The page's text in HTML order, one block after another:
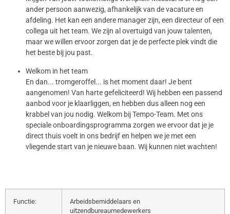
ander persoon aanwezig, afhankelijk van de vacature en
afdeling. Het kan een andere manager zijn, een directeur of een
collega uit het team. We zijn al overtuigd van jouw talenten,
maar we willen ervoor zorgen dat je de perfecte plek vindt die
het beste bij jou past.
Welkom in het team
En dan... tromgeroffel... is het moment daar! Je bent
aangenomen! Van harte gefeliciteerd! Wij hebben een passend
aanbod voor je klaarliggen, en hebben dus alleen nog een
krabbel van jou nodig. Welkom bij Tempo-Team. Met ons
speciale onboardingsprogramma zorgen we ervoor dat je je
direct thuis voelt in ons bedrijf en helpen we je met een
vliegende start van je nieuwe baan. Wij kunnen niet wachten!
Functie:
Arbeidsbemiddelaars en
uitzendbureaumedewerkers